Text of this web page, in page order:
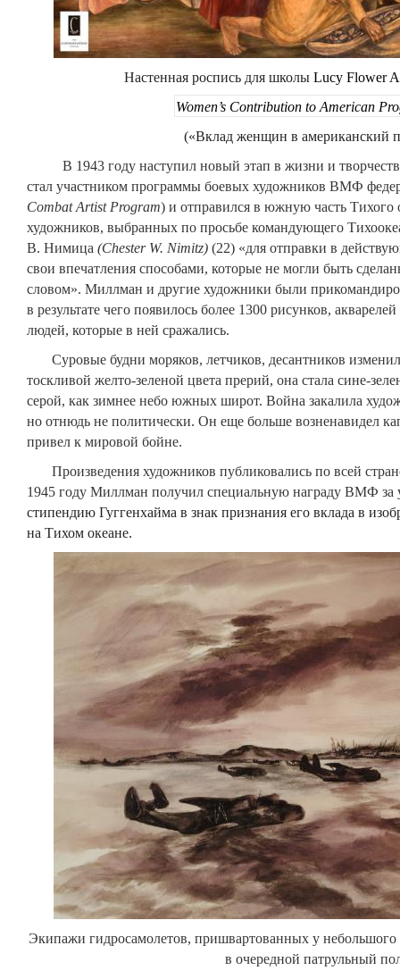
Настенная роспись для школы Lucy Flower
Women’s Contribution to American
(«Вклад женщин в американский
В 1943 году наступил новый этап в жизни и
стал участником программы боевых художников ВМФ
Combat Artist Program) и отправился в южную часть
художников, выбранных по просьбе командующего
В. Нимица (Chester W. Nimitz) (22) «для отправки в
свои впечатления способами, которые не могли быть
словом». Миллман и другие художники были
в результате чего появилось более 1300 рисунков,
людей, которые в ней сражались.
Суровые будни моряков, летчиков, десантников
тоскливой желто-зеленой цвета прерий, она стала сине-
серой, как зимнее небо южных широт. Война закалила
но отнюдь не политически. Он еще больше возненавидел
привел к мировой бойне.
Произведения художников публиковались по всей
1945 году Миллман получил специальную награду ВМФ за
стипендию Гуггенхайма в знак признания его вклада в
на Тихом океане.
Экипажи гидросамолетов, пришвартованных у небольшого
в очередной патрульный